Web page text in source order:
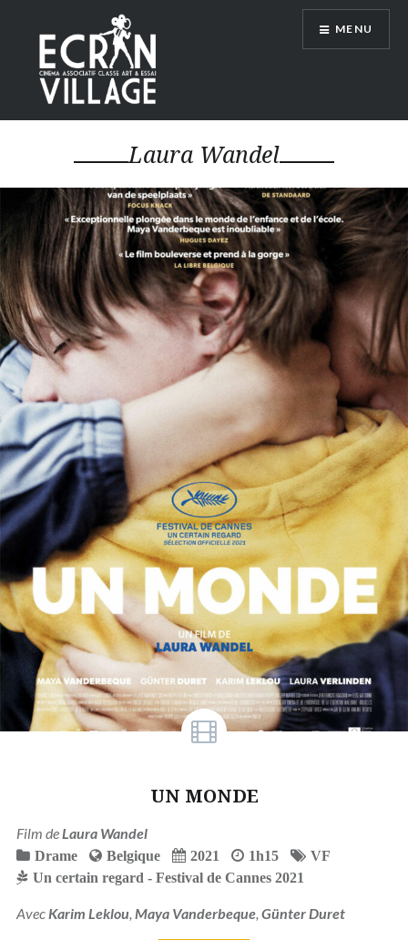
contenu
principal
ÉCRAN VILLAGE
MENU
Laura Wandel
UN MONDE
Film de Laura Wandel
Drame Belgique 2021 1h15
VF
Un certain regard - Festival de Cannes 2021
Avec Karim Leklou Maya Vanderbeque, Günter Duret